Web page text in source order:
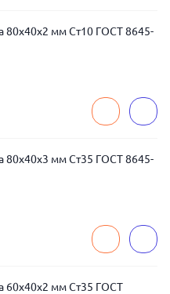
80x40x2 мм Ст10 ГОСТ 8645-
80x40x3 мм Ст35 ГОСТ 8645-
60x40x2 мм Ст35 ГОСТ